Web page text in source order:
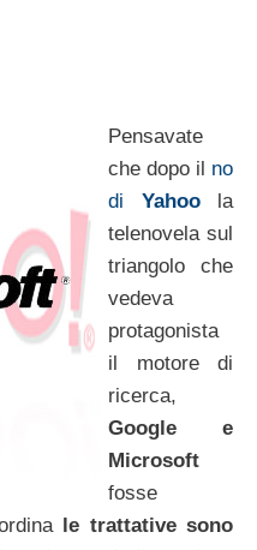
Pensavate
che dopo il no
di Yahoola
telenovela sul
triangolo che
vedeva
protagonista
il motore di
ricerca,
Google e
Microsoft
fosse
le trattative sono